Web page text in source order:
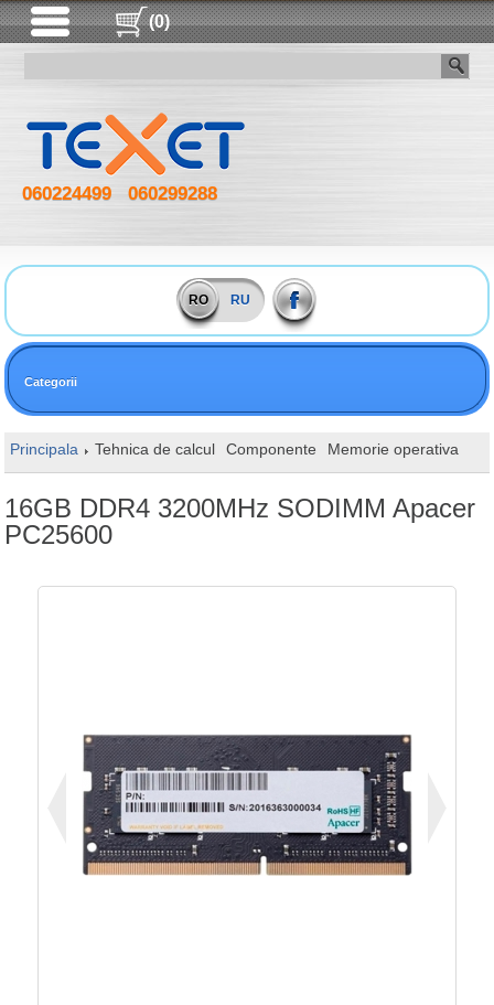
(0)
060224499 060299288
RO RU
Categorii
Principala Tehnica de calcul Componente Memorie operativa
16GB DDR4 3200MHz SODIMM Apacer
PC25600